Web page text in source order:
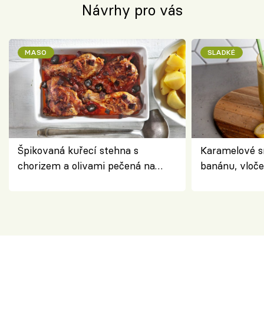
Návrhy pro vás
MASO
Špikovaná kuřecí stehna s
chorizem a olivami pečená na
SLADKÉ
Karamelové
banánu,